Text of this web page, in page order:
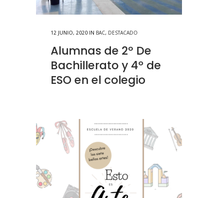
12 JUNIO, 2020 IN BAC, DESTACADO
Alumnas de 2º De
Bachillerato y 4º de
ESO en el colegio